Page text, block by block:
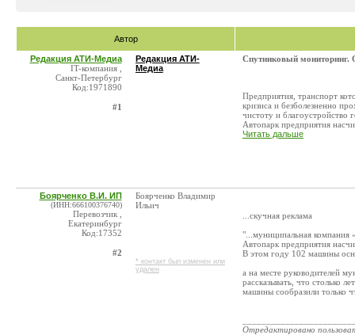
Автор
Редакция АТИ-Медиа
IT-компания ,
Санкт-Петербург
Код:1971890
#1
Редакция АТИ-
Медиа
Спутниковый мониторинг.
Предприятия, транспорт
кризиса и безболезненно
чистоту и
Автопарк предприятия
Читать дальше
Боярченко В.И. ИП
(ИНН:666100376740)
Перевозчик ,
Екатеринбург
Код:17352
#2
Боярченко Владимир
Ильич
* контакт был изменен или
удален
...скучная реклама
"...муниципальная
Автопарк предприятия
В этом году 102 машины
а на месте руководителей
рассказывать, что столько
машины сообразили только
Отредактировано